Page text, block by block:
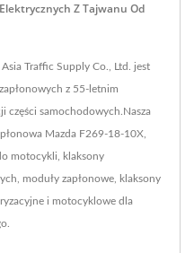
Z Tajwanu Od
Traffic Supply Co., Ltd. jest
z 55-letnim
części samochodowych.Nasza
Mazda F269-18-10X,
motocykli, klaksony
moduły zapłonowe, klaksony
i motocyklowe dla